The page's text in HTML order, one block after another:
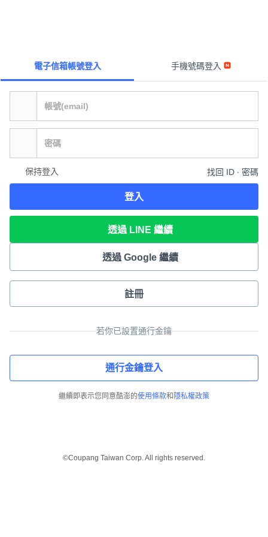
電子信箱帳號登入 手機號碼登入
保持登入 找回 ID ∙ 密碼
登入
透過 LINE 繼續
透過 Google 繼續
註冊
若你已設置通行金鑰
通行金鑰登入
繼續即表示您同意酷澎的使用條款和 隱私權政策
©Coupang Taiwan Corp. All rights reserved.